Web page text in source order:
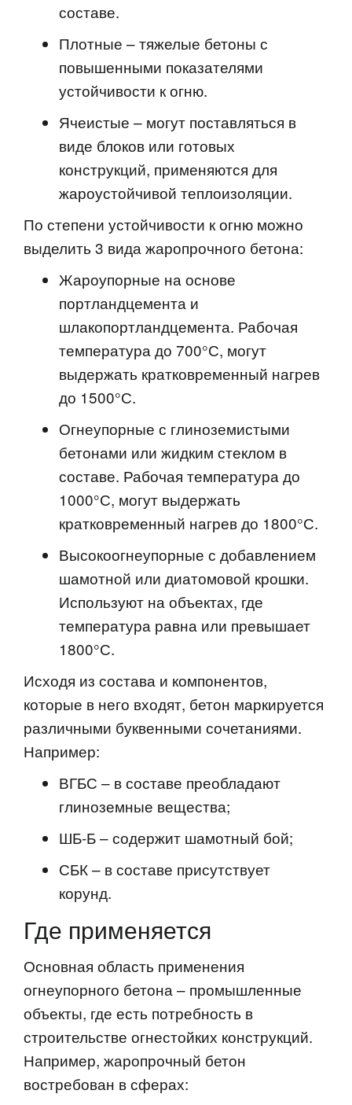
составе.
Плотные – тяжелые бетоны с
повышенными показателями
устойчивости к огню.
Ячеистые – могут поставляться в
виде блоков или готовых
конструкций, применяются для
жароустойчивой теплоизоляции.
По степени устойчивости к огню можно
выделить 3 вида жаропрочного бетона:
Жароупорные на основе
портландцемента и
шлакопортландцемента. Рабочая
температура до 700°С, могут
выдержать кратковременный нагрев
до 1500°С.
Огнеупорные с глиноземистыми
бетонами или жидким стеклом в
составе. Рабочая температура до
1000°С, могут выдержать
кратковременный нагрев до 1800°С.
Высокоогнеупорные с добавлением
шамотной или диатомовой крошки.
Используют на объектах, где
температура равна или превышает
1800°С.
Исходя из состава и компонентов,
которые в него входят, бетон маркируется
различными буквенными сочетаниями.
Например:
ВГБС – в составе преобладают
глиноземные вещества;
ШБ-Б – содержит шамотный бой;
СБК – в составе присутствует
корунд.
Где применяется
Основная область применения
огнеупорного бетона – промышленные
объекты, где есть потребность в
строительстве огнестойких конструкций.
Например, жаропрочный бетон
востребован в сферах: